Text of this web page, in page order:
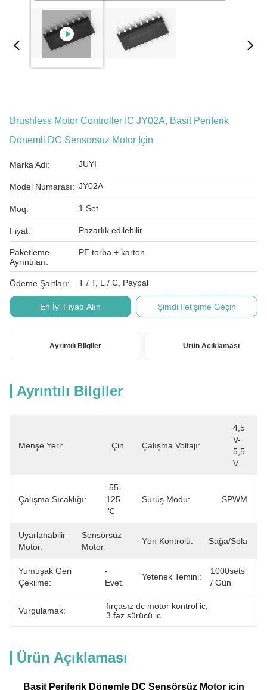
Brushless Motor Controller IC JY02A, Basit Periferik
Dönemli DC Sensorsuz Motor Için
Marka Adı: JUYI
Model Numarası: JY02A
Moq: 1 Set
Fiyat: Pazarlık edilebilir
Paketleme
Ayrıntıları:
PE torba + karton
Ödeme Şartları: T / T, L / C, Paypal
En İyi Fiyatı Alın Şimdi Iletişime Geçin
Ayrıntılı Bilgiler Ürün Açıklaması
Ayrıntılı Bilgiler
Menşe Yeri: Çin Çalışma Voltajı:
4,5
V-
5,5
V.
Çalışma Sıcaklığı:
-55-
125
℃
Sürüş Modu: SPWM
Uyarlanabilir
Motor:
Sensörsüz
Motor
Yön Kontrolü: Sağa/Sola
Yumuşak Geri
Çekilme:
-
Evet.
Yetenek Temini:
1000sets
/ Gün
Vurgulamak: fırçasız dc motor kontrol ic
3 faz sürücü ic
Ürün Açıklaması
Basit Periferik Dönemle DC Sensörsüz Motor için